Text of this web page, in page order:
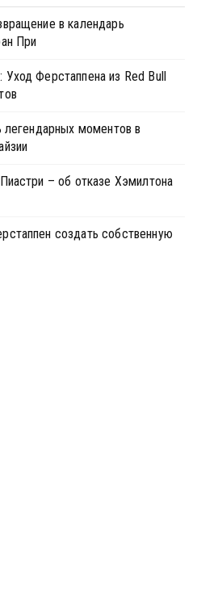
в календарь
При
Ферстаппена из Red Bull
легендарных моментов в
– об отказе Хэмилтона
создать собственную